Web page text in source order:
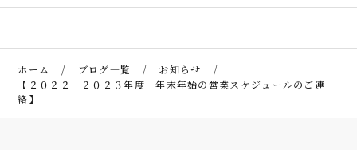
ホーム ブログ一覧
お知らせ
【２０２２‐２０２３年度 年末年始の営業スケジュールのご連
絡】